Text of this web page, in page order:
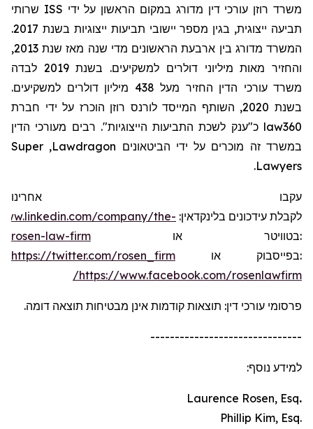
משרד רוזן עורכי דין מדורג במקום הראשון על ידי ISS שרותי
תביעה ייצוגית, בגין מספר יישובי תביעות ייצוגיות בשנת 2017.
המשרד מדורג בין ארבעת הראשונים מדי שנה מאז שנת 2013,
והחזיר מאות מיליוני דולרים למשקיעים. בשנת 2019 לבדה
משרד עורכי הדין החזיר מעל 438 מיליון דולרים למשקיעים.
בשנת 2020, השותף המייסד לורנס רוזן הוכרז על ידי חברת
law360 כ"ענק לשכת התביעות הייצוגיות". רבים מעורכי הדין
במשרד זה מוכרים על ידי הביטאונים Lawdragon
,
Super
Lawyers
.
עקבו אחרינו
לקבלת עידכונים בלינקדאין:
company/the-
rosen-law-firm או בטוויטר:
https://twitter.com/rosen_firm או בפייסבוק:
https://www.facebook.com/rosenlawfirm/
פרסומי עורכי דין: תוצאות קודמות אינן מבטיחות תוצאה דומה.
-------------------------------
למידע נוסף:
.
Laurence Rosen, Esq
.Phillip Kim, Esq